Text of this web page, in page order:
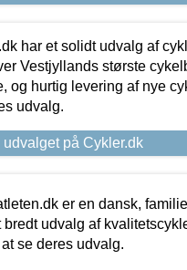
har et solidt udvalg af
Vestjyllands største
og hurtig levering af nye
udvalg.
udvalget på Cykler.dk
er en dansk,
bredt udvalg af
at se deres udvalg.